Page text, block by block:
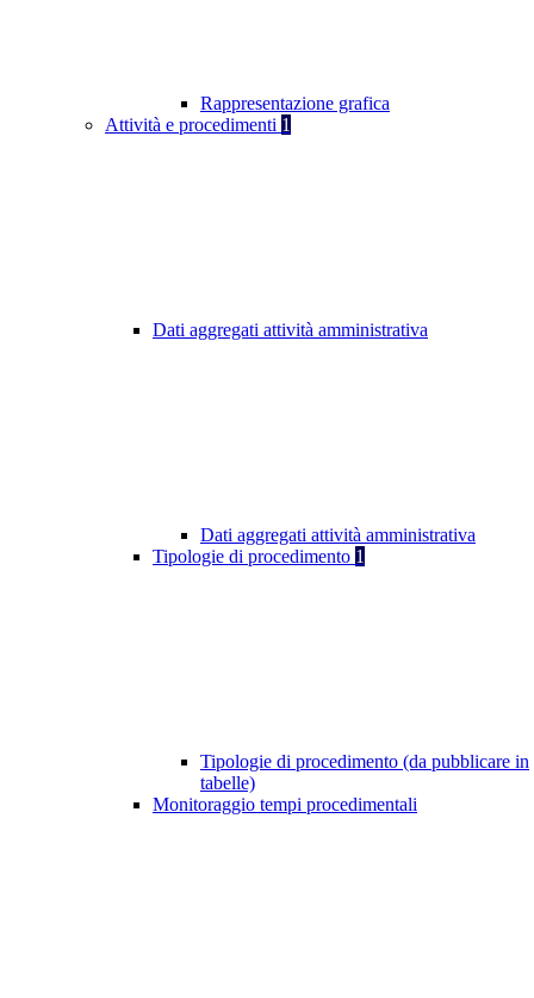
Rappresentazione grafica
Attività e procedimenti 1
Dati aggregati attività amministrativa
Dati aggregati attività amministrativa
Tipologie di procedimento 1
Tipologie di procedimento (da pubblicare in
tabelle)
Monitoraggio tempi procedimentali